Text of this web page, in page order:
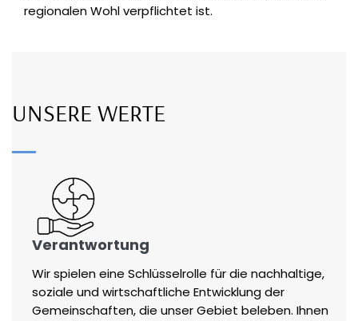
regionalen Wohl verpflichtet ist.
UNSERE WERTE
Verantwortung
Wir spielen eine Schlüsselrolle für die nachhaltige,
soziale und wirtschaftliche Entwicklung der
Gemeinschaften, die unser Gebiet beleben. Ihnen